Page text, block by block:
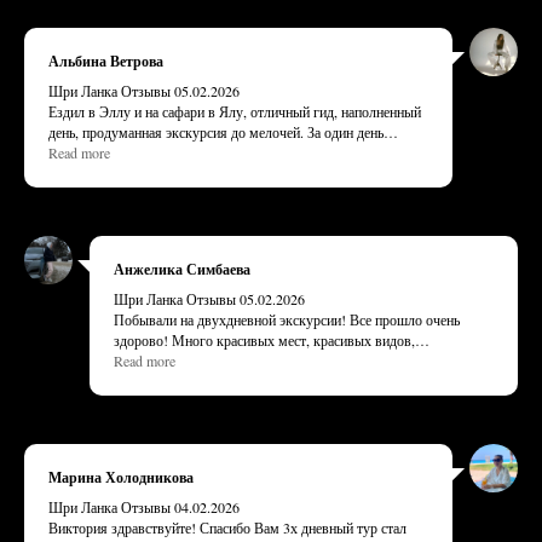
Виктория, спасибо большое за организацию экскурсии!
были причины. Даже к водителю и гиду сначала отнеслась с
опаской и настороженностью.
рекомендуем. Все прошло замечательно!
Альбина Ветрова
Шри Ланка Отзывы 05.02.2026
Ездил в Эллу и на сафари в Ялу, отличный гид, наполненный
день, продуманная экскурсия до мелочей. За один день
посетили сафари, где увидели всех возможных животных, от
мосту в Элле, на водопаде, взошли на малый пик Адама,
очень понравилось! Спасибо команде, рекомендуем!
Read more
Анжелика Симбаева
Шри Ланка Отзывы 05.02.2026
Побывали на двухдневной экскурсии! Все прошло очень
здорово! Много красивых мест, красивых видов,
впечатлений, эмоций! Организация на высшем уровне, все
Виктория спасибо за прекрасное время❤️
Read more
Марина Холодникова
Шри Ланка Отзывы 04.02.2026
Виктория здравствуйте! Спасибо Вам 3х дневный тур стал